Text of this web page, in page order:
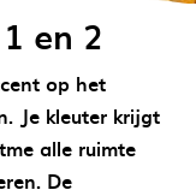
en 2
op het
Je kleuter krijgt
alle ruimte
De